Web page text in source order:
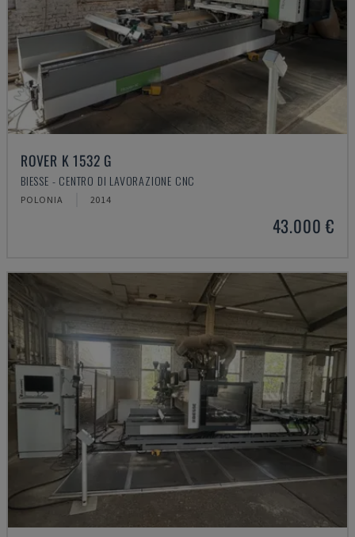
ROVER K 1532 G
BIESSE - CENTRO DI LAVORAZIONE CNC
POLONIA 2014
43.000 €